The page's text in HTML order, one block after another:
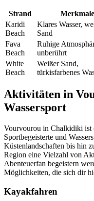
Strand Merkmale
Karidi
Beach
Klares Wasser,
Sand
Fava
Beach
Ruhige
unberührt
White
Beach
Weißer Sand,
türkisfarbenes
Aktivitäten in
Wassersport
Vourvourou in Chalkidiki ist
Sportbegeisterte und
Küstenlandschaften bis hin
Region eine Vielzahl von
Abenteuerfan begeistern
Möglichkeiten, die sich dir
Kayakfahren